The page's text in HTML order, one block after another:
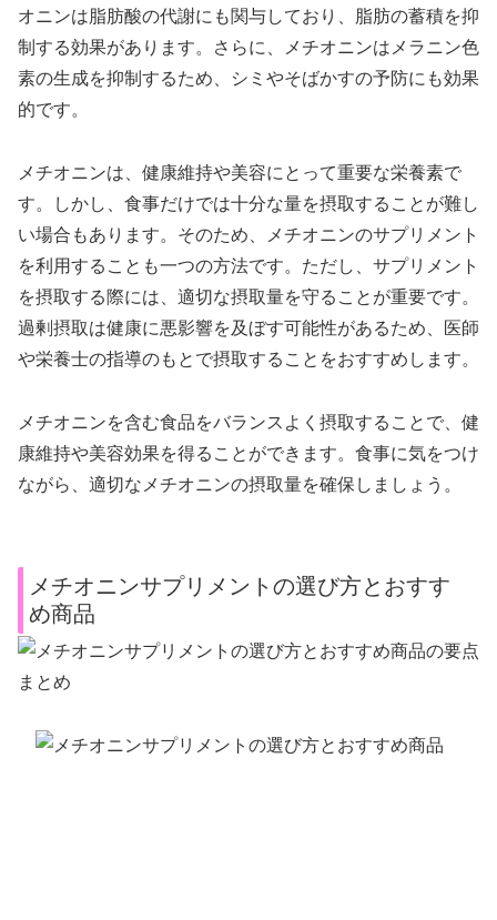
オニンは脂肪酸の代謝にも関与しており、脂肪の蓄積を抑
制する効果があります。さらに、メチオニンはメラニン色
素の生成を抑制するため、シミやそばかすの予防にも効果
的です。
メチオニンは、健康維持や美容にとって重要な栄養素で
す。しかし、食事だけでは十分な量を摂取することが難し
い場合もあります。そのため、メチオニンのサプリメント
を利用することも一つの方法です。ただし、サプリメント
を摂取する際には、適切な摂取量を守ることが重要です。
過剰摂取は健康に悪影響を及ぼす可能性があるため、医師
や栄養士の指導のもとで摂取することをおすすめします。
メチオニンを含む食品をバランスよく摂取することで、健
康維持や美容効果を得ることができます。食事に気をつけ
ながら、適切なメチオニンの摂取量を確保しましょう。
メチオニンサプリメントの選び方とおすす
め商品